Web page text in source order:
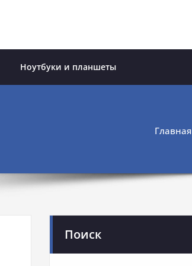
Ноутбуки и планшеты
Главная
Поиск